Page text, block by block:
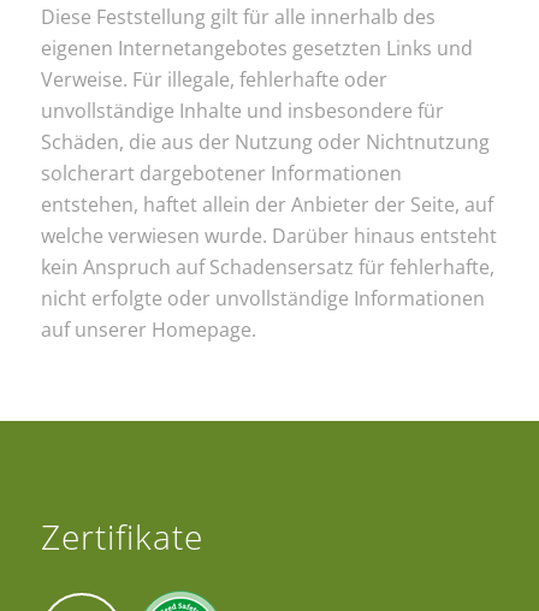
Diese Feststellung gilt für alle innerhalb des
eigenen Internetangebotes gesetzten Links und
Verweise. Für illegale, fehlerhafte oder
unvollständige Inhalte und insbesondere für
Schäden, die aus der Nutzung oder Nichtnutzung
solcherart dargebotener Informationen
entstehen, haftet allein der Anbieter der Seite, auf
welche verwiesen wurde. Darüber hinaus entsteht
kein Anspruch auf Schadensersatz für fehlerhafte,
nicht erfolgte oder unvollständige Informationen
auf unserer Homepage.
Zertifikate